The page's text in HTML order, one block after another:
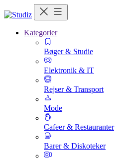
Kategorier
Bøger & Studie
Elektronik & IT
Rejser & Transport
Mode
Cafeer & Restauranter
Barer & Diskoteker